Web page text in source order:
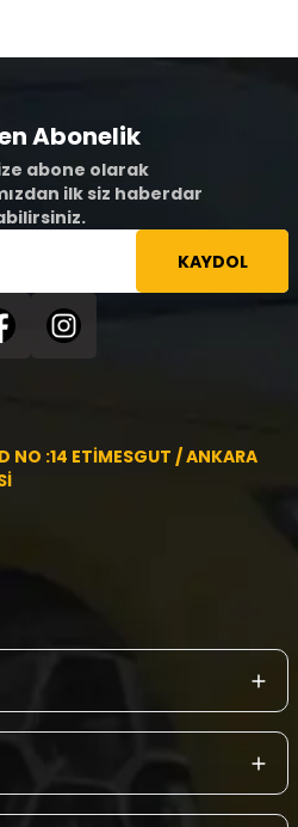
Abonelik
abone olarak
ilk siz haberdar
KAYDOL
NO :14 ETİMESGUT / ANKARA